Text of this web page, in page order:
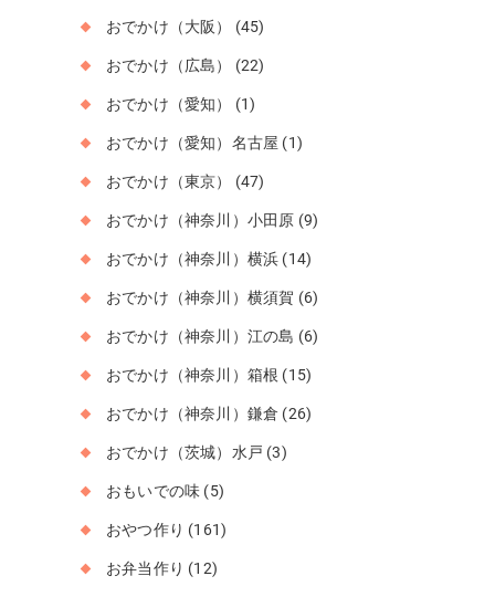
おでかけ（大阪） (45)
おでかけ（広島） (22)
おでかけ（愛知） (1)
おでかけ（愛知）名古屋 (1)
おでかけ（東京） (47)
おでかけ（神奈川）小田原 (9)
おでかけ（神奈川）横浜 (14)
おでかけ（神奈川）横須賀 (6)
おでかけ（神奈川）江の島 (6)
おでかけ（神奈川）箱根 (15)
おでかけ（神奈川）鎌倉 (26)
おでかけ（茨城）水戸 (3)
おもいでの味 (5)
おやつ作り (161)
お弁当作り (12)